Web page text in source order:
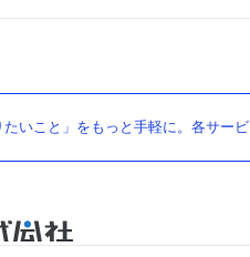
いこと」をもっと手軽に。各サー